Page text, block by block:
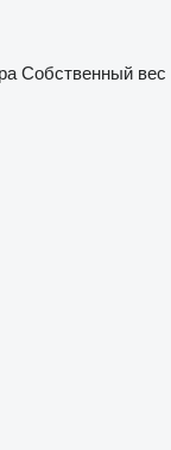
Собственный вес